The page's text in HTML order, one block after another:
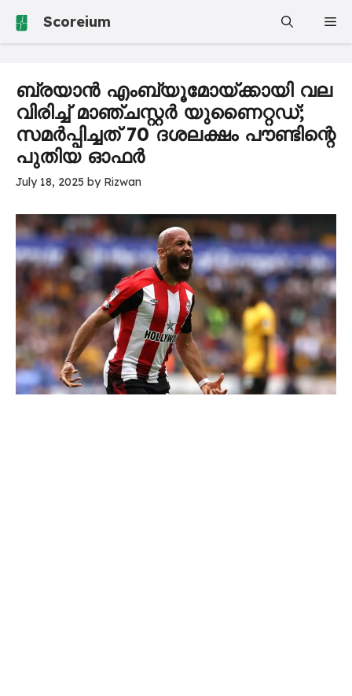
Scoreium
ബ്രയാൻ എംബ്യൂമോയ്ക്കായി വല
വിരിച്ച് മാഞ്ചസ്റ്റർ യുണൈറ്റഡ്;
സമർപ്പിച്ചത് 70 ദശലക്ഷം പൗണ്ടിന്റെ
പുതിയ ഓഫർ
July 18, 2025 by Rizwan